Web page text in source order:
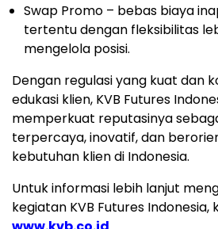
Swap Promo – bebas biaya
tertentu dengan fleksibilitas
mengelola posisi.
Dengan regulasi yang kuat dan
edukasi klien, KVB Futures
memperkuat reputasinya
terpercaya, inovatif, dan
kebutuhan klien di Indonesia.
Untuk informasi lebih lanjut
kegiatan KVB Futures Indonesia,